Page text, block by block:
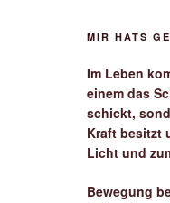
MIR HATS
Im Leben
einem das
schickt,
Kraft besitzt
Licht und
Bewegung